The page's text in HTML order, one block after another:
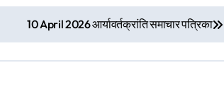
10 April 2026 आर्यावर्तक्रांति समाचार पत्रिका